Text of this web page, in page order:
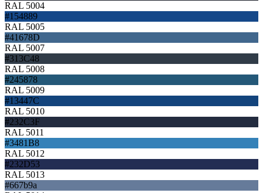
RAL 5004
#154889
RAL 5005
#41678D
RAL 5007
#313C48
RAL 5008
#245878
RAL 5009
#13447C
RAL 5010
#232C3F
RAL 5011
#3481B8
RAL 5012
#232D53
RAL 5013
#667b9a